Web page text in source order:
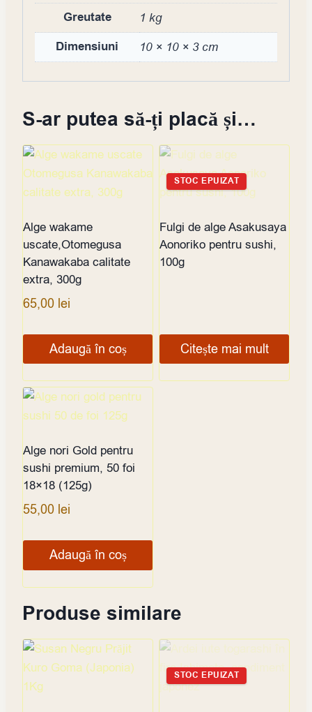
Greutate 1 kg
Dimensiuni 10 × 10 × 3 cm
S-ar putea să-ți placă și…
Alge wakame
uscate,Otomegusa
Kanawakaba calitate
extra, 300g
65,00 lei
Adaugă în coș
STOC EPUIZAT
Fulgi de alge Asakusaya
Aonoriko pentru sushi,
100g
Citește mai mult
Alge nori Gold pentru
sushi premium, 50 foi
18×18 (125g)
55,00 lei
Adaugă în coș
Produse similare
STOC EPUIZAT